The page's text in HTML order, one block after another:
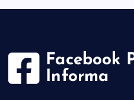
Facebook
Informa